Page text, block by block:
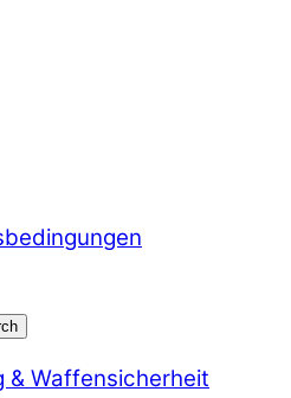
Waffensicherheit